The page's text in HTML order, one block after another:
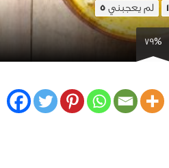
لم يعجبني5
79%